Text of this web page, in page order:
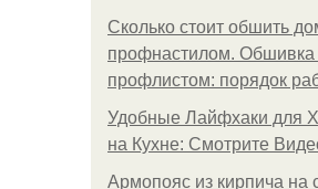
Сколько стоит обшить
профнастилом. Обшивка
профлистом: порядок
Удобные Лайфхаки для
на Кухне: Смотрите
Армопояс из кирпича на